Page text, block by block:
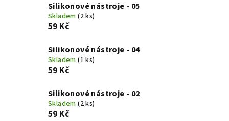
Silikonové nástroje - 05
Skladem(2 ks)
59 Kč
Silikonové nástroje - 04
Skladem(1 ks)
59 Kč
Silikonové nástroje - 02
Skladem(2 ks)
59 Kč